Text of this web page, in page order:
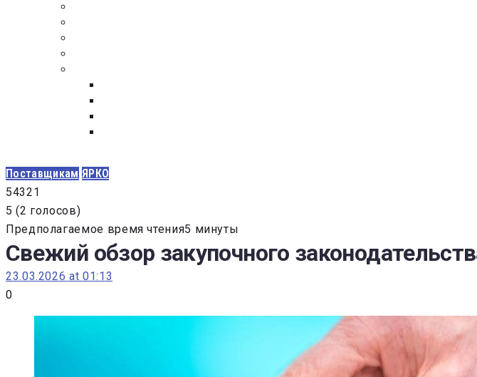
Поставщикам ЯРКО
54321
5 (2 голосов)
Предполагаемое время чтения5 минуты
Свежий обзор закупочного
23.03.2026 at 01:13
0